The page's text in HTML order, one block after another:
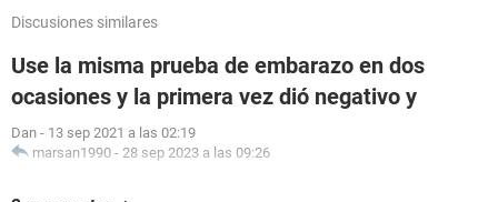
Discusiones similares
Use la misma prueba de embarazo en dos
ocasiones y la primera vez dió negativo y
Dan - 13 sep 2021 a las 02:19
marsan1990 - 28 sep 2023 a las 09:26